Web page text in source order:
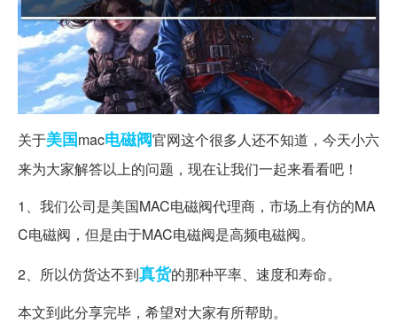
关于美国mac电磁阀官网这个很多人还不知道，今天小六
来为大家解答以上的问题，现在让我们一起来看看吧！
1、我们公司是美国MAC电磁阀代理商，市场上有仿的MA
C电磁阀，但是由于MAC电磁阀是高频电磁阀。
2、所以仿货达不到真货的那种平率、速度和寿命。
本文到此分享完毕，希望对大家有所帮助。